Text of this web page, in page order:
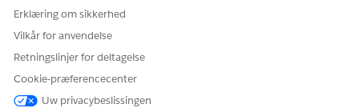
Migrer Customer Community Plus-brugere til Unified
Employee-licensen
Migrer dine eksisterende medarbejderbrugere i Agentforce
den forenede medarbejderlicens (UEL) i en enkelt
massehandling. Kør migreringsværktøjet UEL fra
Erklæring om sikkerhed
Vilkår for anvendelse
Retningslinjer for deltagelse
Cookie-præferencecenter
Uw privacybeslissingen